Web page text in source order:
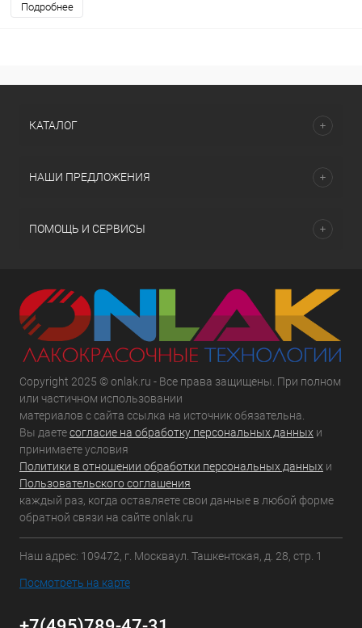
Подробнее
КАТАЛОГ
НАШИ ПРЕДЛОЖЕНИЯ
ПОМОЩЬ И СЕРВИСЫ
Copyright 2025 © onlak.ru - Все права защищены. При полном
или частичном использовании
материалов с сайта ссылка на источник обязательна.
Вы даетесогласие на обработку персональных данных и
принимаете условия
Политики в отношении обработки персональных данных и
Пользовательского соглашения
каждый раз, когда оставляете свои данные в любой форме
обратной связи на сайте onlak.ru
Наш адрес: 109472, г. Москваул. Ташкентская, д. 28, стр. 1
Посмотреть на карте